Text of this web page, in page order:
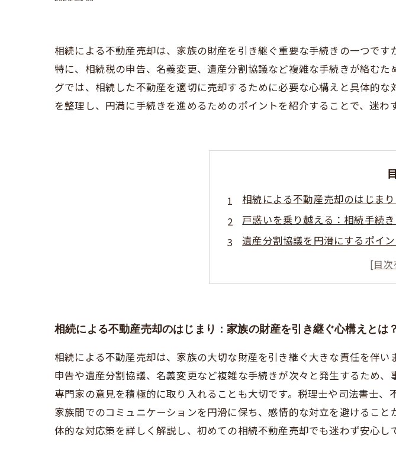
相続による不動産売却は、家族の財産を引き継ぐ重要な手続きの一つで
特に、相続税の申告、名義変更、遺産分割協議など複雑な手続きが絡む
グでは、相続した不動産を適切に売却するために必要な心構えと具体的
を整理し、円満に手続きを進めるためのポイントを紹介することで、迷わ
相続による不動産売却のはじま
戸惑いを乗り越える：相続手続
遺産分割協議を円滑にするポイ
名義変更と相続税申告の落とし
スムーズに不動産を売却するた
安心して相続物件を売却するた
相続による不動産売却のはじまり：家族の財産を引き継ぐ心構えとは？
相続による不動産売却は、家族の大切な財産を引き継ぐ大きな責任を伴
申告や遺産分割協議、名義変更など複雑な手続きが次々と発生するため
専門家の意見を積極的に取り入れることも大切です。税理士や司法書士
家族間でのコミュニケーションを円滑に保ち、感情的な対立を避けるこ
体的な対応策を詳しく解説し、初めての相続不動産売却でも迷わず安心し